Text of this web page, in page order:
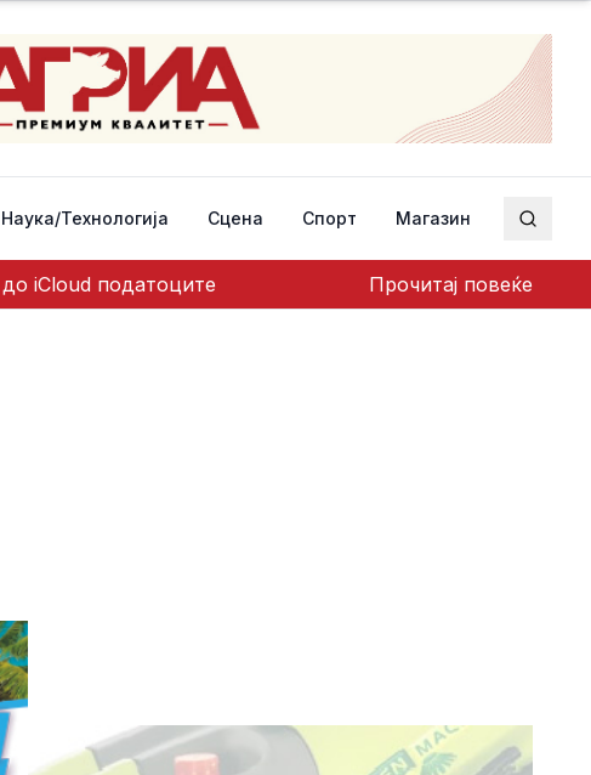
Наука/Технологија Сцена Спорт Магазин
iCloud податоците Прочитај повеќе